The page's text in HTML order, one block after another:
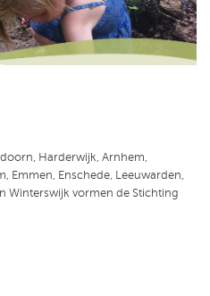
Harderwijk, Arnhem,
Emmen, Enschede, Leeuwarden,
Winterswijk vormen de Stichting